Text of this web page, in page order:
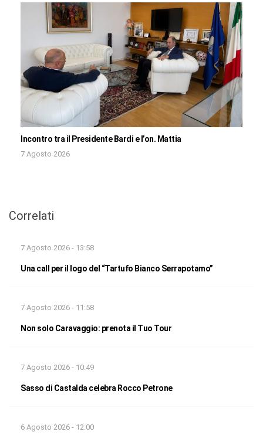
Incontro tra il Presidente Bardi e l’on. Mattia
7 Agosto 2026
Correlati
7 Agosto 2026 - 13:58
Una call per il logo del “Tartufo Bianco Serrapotamo”
7 Agosto 2026 - 11:58
Non solo Caravaggio: prenota il Tuo Tour
7 Agosto 2026 - 10:49
Sasso di Castalda celebra Rocco Petrone
6 Agosto 2026 - 12:00